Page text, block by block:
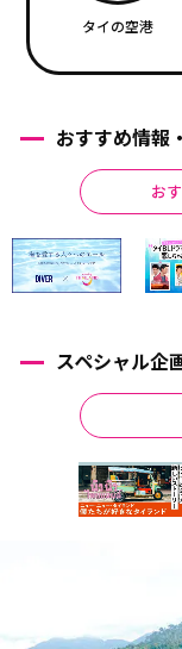
タイの空港
おすすめ情報
お
スペシャル企